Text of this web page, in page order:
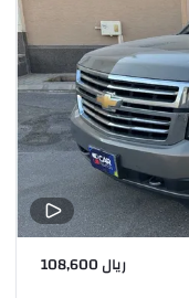
ريال 108,600